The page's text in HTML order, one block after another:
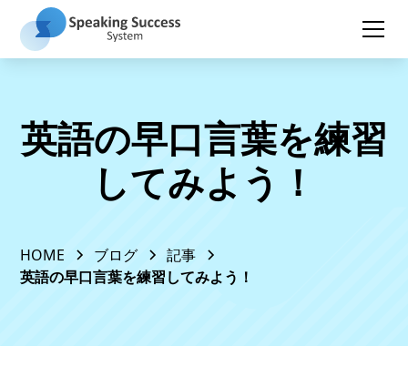
英語の早口言葉を練習
してみよう！
HOME ブログ
記事
英語の早口言葉を練習してみよう！